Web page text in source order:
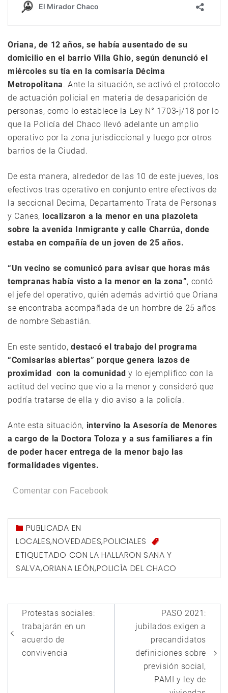
Oriana, de 12 años, se había ausentado de su
domicilio en el barrio Villa Ghio, según denunció el
miércoles su tía en la comisaría Décima
Metropolitana. Ante la situación, se activó el protocolo
de actuación policial en materia de desaparición de
personas, como lo establece la Ley N° 1703-j/18 por lo
que la Policía del Chaco llevó adelante un amplio
operativo por la zona jurisdiccional y luego por otros
barrios de la Ciudad.
De esta manera, alrededor de las 10 de este jueves, los
efectivos tras operativo en conjunto entre efectivos de
la seccional Decima, Departamento Trata de Personas
y Canes, localizaron a la menor en una plazoleta
sobre la avenida Inmigrante y calle Charrúa, donde
estaba en compañía de un joven de 25 años.
“Un vecino se comunicó para avisar que horas más
tempranas había visto a la menor en la zona”, contó
el jefe del operativo, quién además advirtió que Oriana
se encontraba acompañada de un hombre de 25 años
de nombre Sebastián.
En este sentido, destacó el trabajo del programa
“Comisarías abiertas” porque genera lazos de
proximidad con la comunidad y lo ejemplifico con la
actitud del vecino que vio a la menor y consideró que
podría tratarse de ella y dio aviso a la policía.
Ante esta situación, intervino la Asesoría de Menores
a cargo de la Doctora Toloza y a sus familiares a fin
de poder hacer entrega de la menor bajo las
formalidades vigentes.
Comentar con Facebook
PUBLICADA EN
LOCALES,NOVEDADES,POLICIALES
ETIQUETADO CON LA HALLARON SANA Y
SALVA,ORIANA LEÓN,POLICÍA DEL CHACO
Navegación
de
entradas
Protestas sociales:
trabajarán en un
acuerdo de
convivencia
PASO 2021:
jubilados exigen a
precandidatos
definiciones sobre
previsión social,
PAMI y ley de